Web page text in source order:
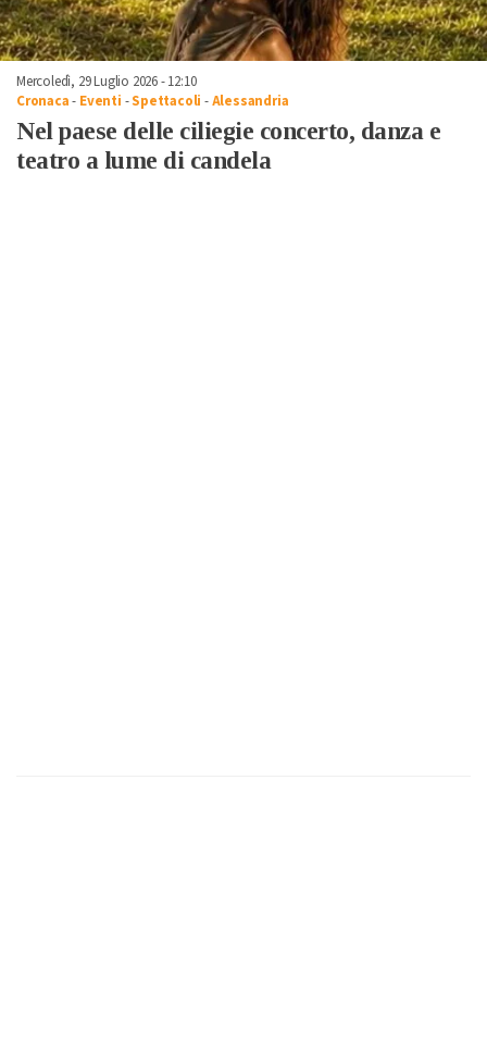
Mercoledì, 29 Luglio 2026 - 12:10
Cronaca- Eventi -Spettacoli -Alessandria
Nel paese delle ciliegie concerto, danza e
teatro a lume di candela